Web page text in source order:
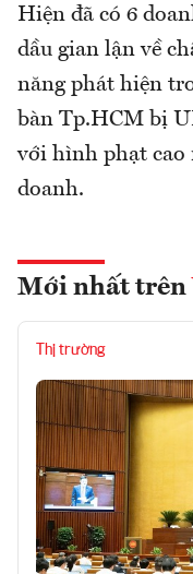
Hiện đã có 6
dầu gian lận về
năng phát hiện
bàn Tp.HCM bị
với hình phạt cao
doanh.
Mới nhất trên
Thị trường